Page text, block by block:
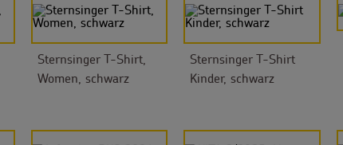
Sternsinger T-Shirt,
Women, schwarz
Sternsinger T-Shirt
Kinder, schwarz